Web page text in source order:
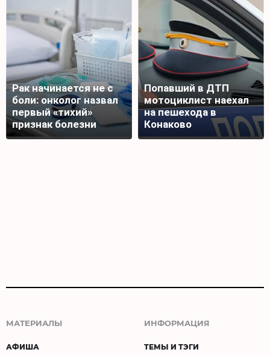
Рак начинается не с
боли: онколог назвал
первый «тихий»
признак болезни
Попавший в ДТП
мотоциклист наехал
на пешехода в
Конаково
МАТЕРИАЛЫ
АФИША
ИНФОРМАЦИЯ
ТЕМЫ И ТЭГИ